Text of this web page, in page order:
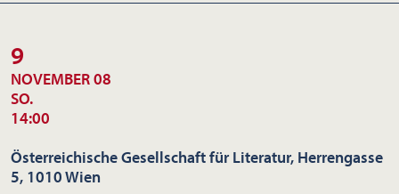
9
NOVEMBER 08
SO.
14:00
Österreichische Gesellschaft für Literatur, Herrengasse
5, 1010 Wien